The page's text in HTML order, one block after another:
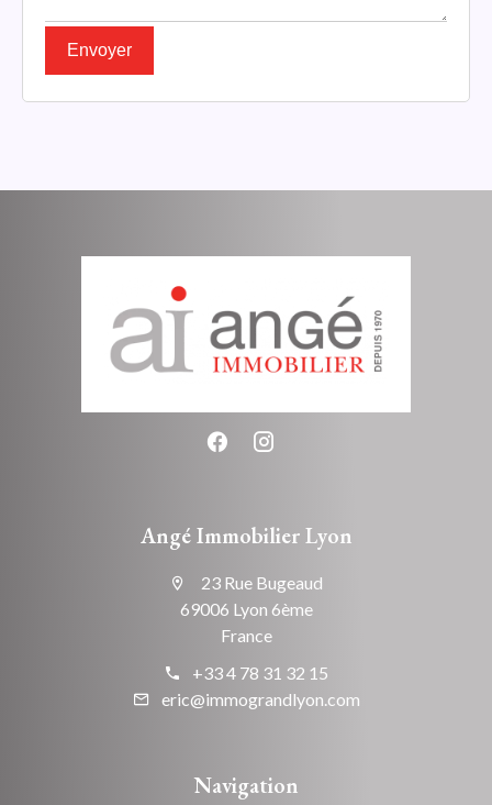
Envoyer
Angé Immobilier Lyon
23 Rue Bugeaud
69006 Lyon 6ème
France
+33 4 78 31 32 15
eric@immograndlyon.com
Navigation